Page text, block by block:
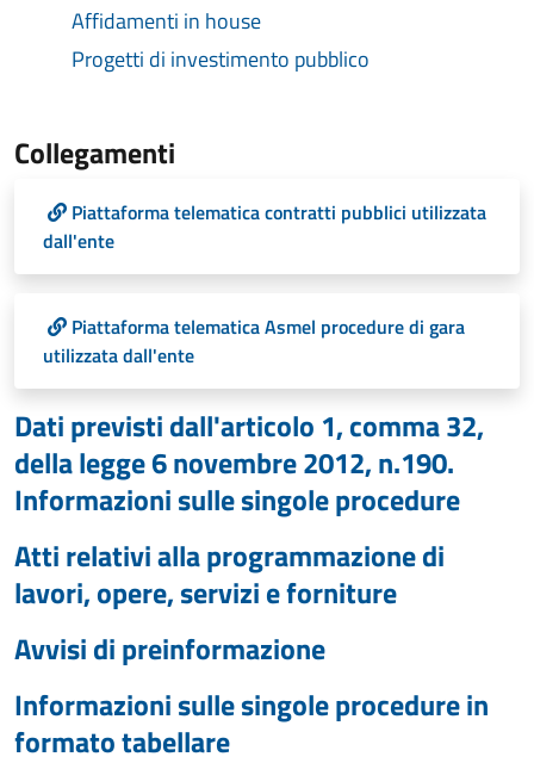
Affidamenti in house
Progetti di investimento pubblico
Collegamenti
Piattaforma telematica contratti pubblici utilizzata
dall'ente
Piattaforma telematica Asmel procedure di gara
utilizzata dall'ente
Dati previsti dall'articolo 1, comma 32,
della legge 6 novembre 2012, n.190.
Informazioni sulle singole procedure
Atti relativi alla programmazione di
lavori, opere, servizi e forniture
Avvisi di preinformazione
Informazioni sulle singole procedure in
formato tabellare